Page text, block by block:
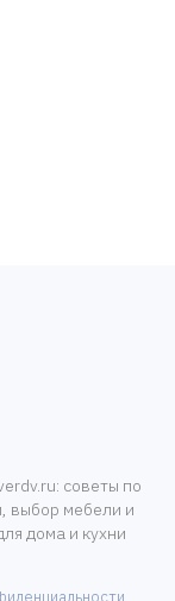
советы по
выбор мебели и
дома и кухни